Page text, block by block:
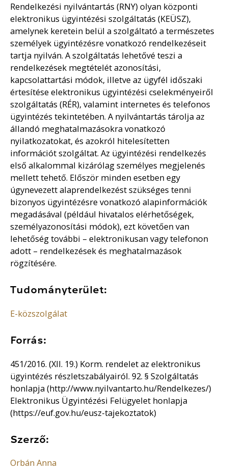
Rendelkezési nyilvántartás (RNY) olyan központi
elektronikus ügyintézési szolgáltatás (KEÜSZ),
amelynek keretein belül a szolgáltató a természetes
személyek ügyintézésre vonatkozó rendelkezéseit
tartja nyilván. A szolgáltatás lehetővé teszi a
rendelkezések megtételét azonosítási,
kapcsolattartási módok, illetve az ügyfél időszaki
értesítése elektronikus ügyintézési cselekményeiről
szolgáltatás (RÉR), valamint internetes és telefonos
ügyintézés tekintetében. A nyilvántartás tárolja az
állandó meghatalmazásokra vonatkozó
nyilatkozatokat, és azokról hitelesítetten
információt szolgáltat. Az ügyintézési rendelkezés
első alkalommal kizárólag személyes megjelenés
mellett tehető. Először minden esetben egy
úgynevezett alaprendelkezést szükséges tenni
bizonyos ügyintézésre vonatkozó alapinformációk
megadásával (például hivatalos elérhetőségek,
személyazonosítási módok), ezt követően van
lehetőség további – elektronikusan vagy telefonon
adott – rendelkezések és meghatalmazások
rögzítésére.
Tudományterület:
E-közszolgálat
Forrás:
451/2016. (XII. 19.) Korm. rendelet az elektronikus
ügyintézés részletszabályairól. 92. § Szolgáltatás
honlapja (http://www.nyilvantarto.hu/Rendelkezes/)
Elektronikus Ügyintézési Felügyelet honlapja
(https://euf.gov.hu/eusz-tajekoztatok)
Szerző:
Orbán Anna